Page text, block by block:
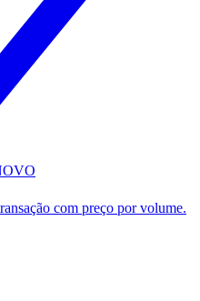
com preço por volume.